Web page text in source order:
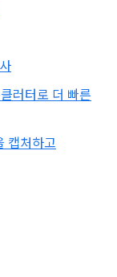
러터로 더 빠른
캡처하고